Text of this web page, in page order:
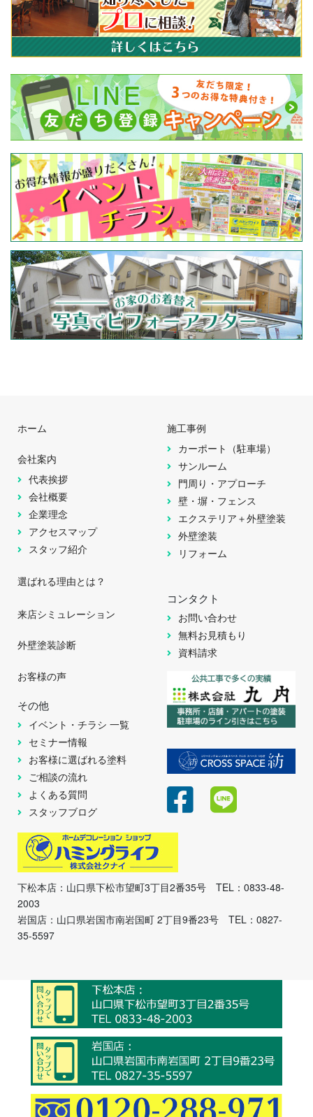
ホーム
会社案内
代表挨拶
会社概要
企業理念
アクセスマップ
スタッフ紹介
選ばれる理由とは？
施工事例
カーポート（駐車場）
サンルーム
門周り・アプローチ
壁・塀・フェンス
エクステリア＋外壁塗装
外壁塗装
リフォーム
来店シミュレーション
外壁塗装診断
お客様の声
その他
イベント・チラシ 一覧
セミナー情報
お客様に選ばれる塗料
ご相談の流れ
よくある質問
スタッフブログ
コンタクト
お問い合わせ
無料お見積もり
資料請求
下松本店：山口県下松市望町3丁目2番35号 TEL：0833-48-
2003
岩国店：山口県岩国市南岩国町 2丁目9番23号 TEL：0827-
35-5597